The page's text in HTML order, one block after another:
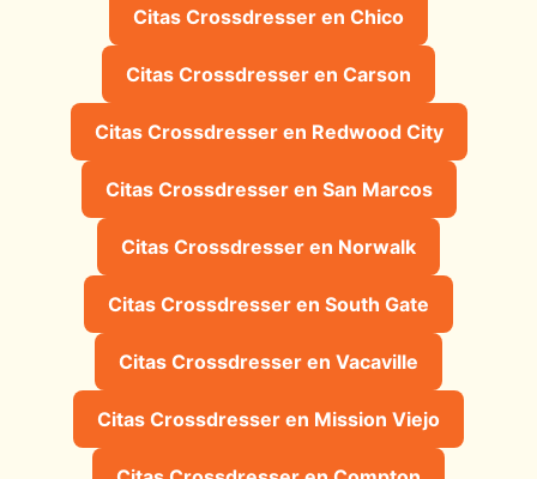
Citas Crossdresser en Chico
Citas Crossdresser en Carson
Citas Crossdresser en Redwood City
Citas Crossdresser en San Marcos
Citas Crossdresser en Norwalk
Citas Crossdresser en South Gate
Citas Crossdresser en Vacaville
Citas Crossdresser en Mission Viejo